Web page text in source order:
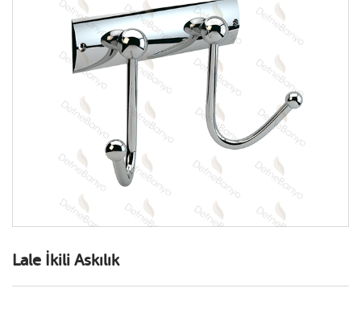
GİRİŞ YAP
Lale İkili Askılık